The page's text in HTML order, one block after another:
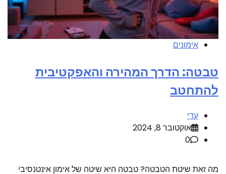
אימונים
טבטה: הדרך המהירה והאפקטיבית
להתחטב
עדי
אוקטובר 8, 2024
0
מה זאת שיטת הטבטה? טבטה היא שיטה של אימון אינטנסיבי